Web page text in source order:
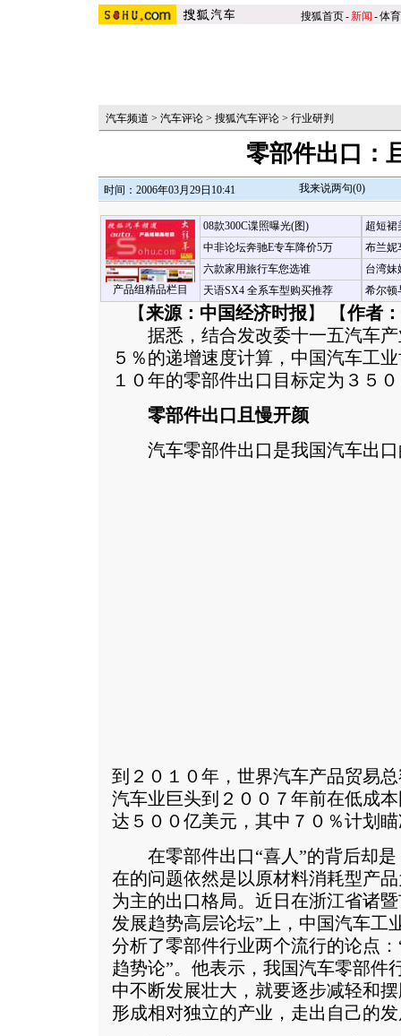
搜狐首页-新闻 -体育
汽车频道 > 汽车评论 > 搜狐汽车评论 > 行业研判
零部件出口：
时间：2006年03月29日10:41 我来说两句(0)
产品组精品栏目
08款300C谍照曝光(图)
中非论坛奔驰E专车降价5万
六款家用旅行车您选谁
天语SX4 全系车型购买推荐
超短裙
布兰妮
台湾妹
希尔顿
【来源：中国经济时报 】 【作者
据悉，结合发改委十一五汽车产
５％的递增速度计算，中国汽车工
１０年的零部件出口目标定为３５
零部件出口且慢开颜
汽车零部件出口是我国汽车出口
到２０１０年，世界汽车产品贸易
汽车业巨头到２００７年前在低成
达５００亿美元，其中７０％计划
在零部件出口“喜人”的背后却是
在的问题依然是以原材料消耗型产
为主的出口格局。近日在浙江省诸
发展趋势高层论坛”上，中国汽车工
分析了零部件行业两个流行的论点
趋势论”。他表示，我国汽车零部件
中不断发展壮大，就要逐步减轻和
形成相对独立的产业，走出自己的